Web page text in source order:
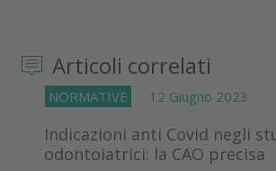
Articoli correlati
NORMATIVE 12 Giugno 2023
Indicazioni anti Covid negli
odontoiatrici: la CAO precisa